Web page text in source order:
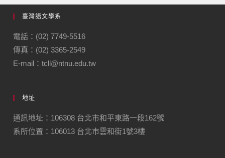
臺灣語文學系
電話：(02) 7749-5516
傳真：(02) 3365-2549
E-mail：tcll@ntnu.edu.tw
地址
通訊地址：106308 台北市和平東路一段162號
系所位置：106013 台北市雲和街1號3樓